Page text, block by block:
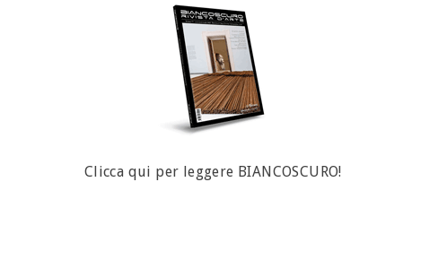
Clicca qui per leggere BIANCOSCURO!